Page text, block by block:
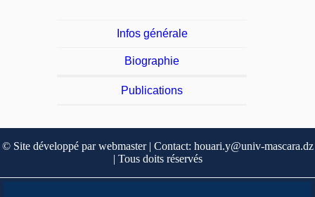
Infos générale
Biographie
Publications
© Site développé par webmaster | Contact: houari.y@univ-mascara.dz
| Tous doits réservés